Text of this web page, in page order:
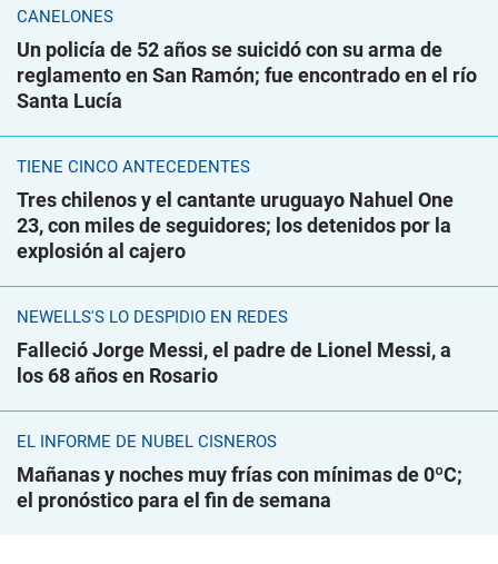
CANELONES
Un policía de 52 años se suicidó con su arma de
reglamento en San Ramón; fue encontrado en el río
Santa Lucía
TIENE CINCO ANTECEDENTES
Tres chilenos y el cantante uruguayo Nahuel One
23, con miles de seguidores; los detenidos por la
explosión al cajero
NEWELLS'S LO DESPIDIÓ EN REDES
Falleció Jorge Messi, el padre de Lionel Messi, a
los 68 años en Rosario
EL INFORME DE NUBEL CISNEROS
Mañanas y noches muy frías con mínimas de 0ºC;
el pronóstico para el fin de semana